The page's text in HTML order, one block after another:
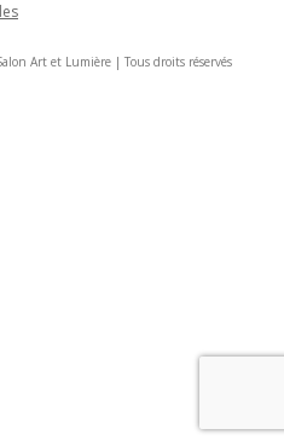
Art et Lumière | Tous droits réservés